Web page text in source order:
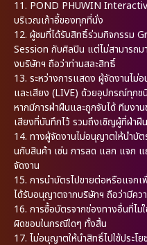
11. POND PHUWIN
บริเวณเก้าอี้ของทุกที่นั่ง
12. ผู้ชมที่ได้รับสิทธิ์ร่วมกิจกรรม
Session กับศิลปิน แต่ไม่สามารถม
งบริษัทฯ ถือว่าท่านสละสิทธิ์
13. ระหว่างการแสดง ผู้จัดงานไ
และเสียง (LIVE) ด้วยอุปกรณ์ทุก
หากมีการฝ่าฝืนและถูกจับได้ ทีมงา
เสียงที่บันทึกไว้ รวมถึงเชิญผู้ที่ฝ่า
14. ทางผู้จัดงานไม่อนุญาตให้นำบัต
นกับสินค้า เช่น การลด แลก แจก
จัดงาน
15. การนำบัตรไปขายต่อหรือแจก
ได้รับอนุญาตจากบริษัทฯ ถือว่ามีคว
16. การซื้อบัตรจากช่องทางอื่นที่ไม่
ผิดชอบในกรณีใดๆ ทั้งสิ้น
17. ไม่อนุญาตให้นำสิทธิ์ไปใช้ประโย